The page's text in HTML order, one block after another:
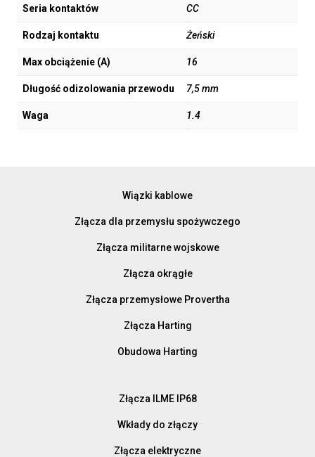
Seria kontaktów CC
Rodzaj kontaktu Żeński
Max obciążenie (A) 16
Długość odizolowania przewodu 7,5 mm
Waga 1.4
Wiązki kablowe
Złącza dla przemysłu spożywczego
Złącza militarne wojskowe
Złącza okrągłe
Złącza przemysłowe Provertha
Złącza Harting
Obudowa Harting
Złącza ILME IP68
Wkłady do złączy
Złącza elektryczne